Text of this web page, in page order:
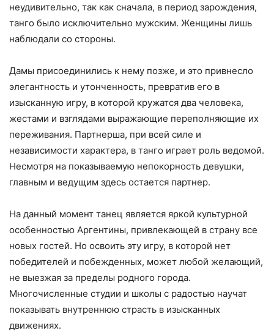
неудивительно, так как сначала, в период зарождения,
танго было исключительно мужским. Женщины лишь
наблюдали со стороны.
Дамы присоединились к нему позже, и это привнесло
элегантность и утонченность, превратив его в
изысканную игру, в которой кружатся два человека,
жестами и взглядами выражающие переполняющие их
переживания. Партнерша, при всей силе и
независимости характера, в танго играет роль ведомой.
Несмотря на показываемую непокорность девушки,
главным и ведущим здесь остается партнер.
На данный момент танец является яркой культурной
особенностью Аргентины, привлекающей в страну все
новых гостей. Но освоить эту игру, в которой нет
победителей и побежденных, может любой желающий,
не выезжая за пределы родного города.
Многочисленные студии и школы с радостью научат
показывать внутреннюю страсть в изысканных
движениях.